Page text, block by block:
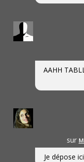
AAHH
sur
Je dépose